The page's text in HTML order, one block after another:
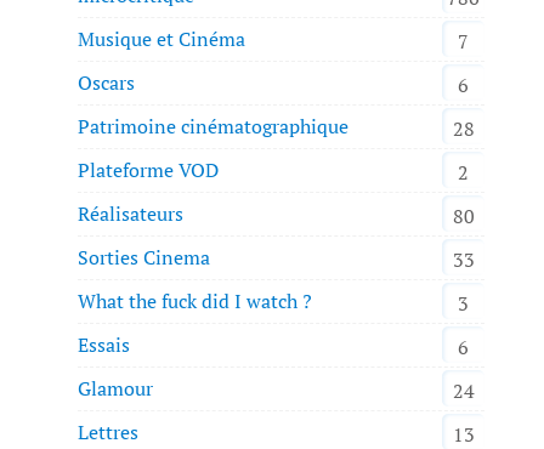
Musique et Cinéma
7
Oscars
6
Patrimoine cinématographique
28
Plateforme VOD
2
Réalisateurs
80
Sorties Cinema
33
What the fuck did I watch ?
3
Essais
6
Glamour
24
Lettres
13